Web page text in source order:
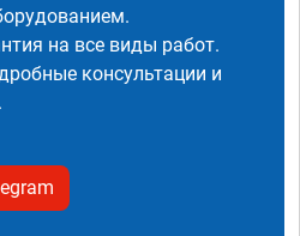
на все виды работ.
консультации и